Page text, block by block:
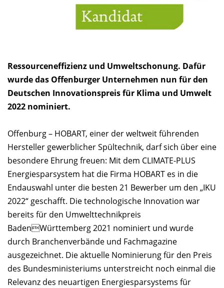
Ressourceneffizienz und Umweltschonung. Dafür
wurde das Offenburger Unternehmen nun für den
Deutschen Innovationspreis für Klima und Umwelt
2022 nominiert.
Offenburg – HOBART, einer der weltweit führenden
Hersteller gewerblicher Spültechnik, darf sich über eine
besondere Ehrung freuen: Mit dem CLIMATE-PLUS
Energiesparsystem hat die Firma HOBART es in die
Endauswahl unter die besten 21 Bewerber um den „IKU
2022“ geschafft. Die technologische Innovation war
bereits für den Umwelttechnikpreis
BadenWürttemberg 2021 nominiert und wurde
durch Branchenverbände und Fachmagazine
ausgezeichnet. Die aktuelle Nominierung für den Preis
des Bundesministeriums unterstreicht noch einmal die
Relevanz des neuartigen Energiesparsystems für